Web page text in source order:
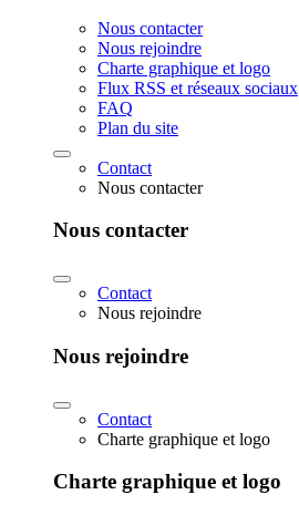
Nous contacter
Nous rejoindre
Charte graphique et logo
Flux RSS et réseaux sociaux
FAQ
Plan du site
Contact
Nous contacter
Nous contacter
Contact
Nous rejoindre
Nous rejoindre
Contact
Charte graphique et logo
Charte graphique et logo